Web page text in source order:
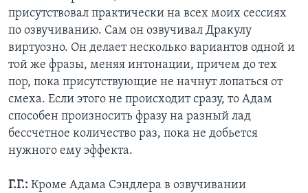
присутствовал практически на всех моих сессиях
по озвучиванию. Сам он озвучивал Дракулу
виртуозно. Он делает несколько вариантов одной и
той же фразы, меняя интонации, причем до тех
пор, пока присутствующие не начнут лопаться от
смеха. Если этого не происходит сразу, то Адам
способен произносить фразу на разный лад
бессчетное количество раз, пока не добьется
нужного ему эффекта.
Г.Г.: Кроме Адама Сэндлера в озвучивании